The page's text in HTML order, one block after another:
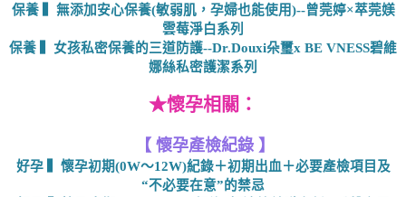
保養 ▍無添加安心保養(敏弱肌，孕婦也能使用)--曾莞婷×萃莞媄
雲莓淨白系列
保養 ▍女孩私密保養的三道防護--Dr.Douxi朵璽x BE VNESS碧維
娜絲私密護潔系列
★懷孕相關：
【 懷孕產檢紀錄 】
好孕 ▍懷孕初期(0W～12W)紀錄＋初期出血＋必要產檢項目及
“不必要在意”的禁忌